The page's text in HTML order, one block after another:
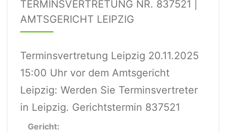
TERMINSVERTRETUNG NR. 837521 |
AMTSGERICHT LEIPZIG
Terminsvertretung Leipzig 20.11.2025
15:00 Uhr vor dem Amtsgericht
Leipzig: Werden Sie Terminsvertreter
in Leipzig. Gerichtstermin 837521
Gericht: